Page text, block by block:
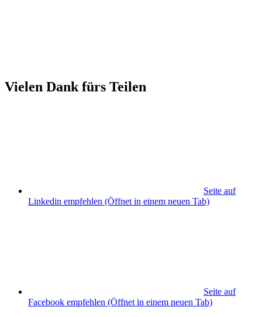
Vielen Dank fürs Teilen
Seite auf
Linkedin empfehlen (Öffnet in einem neuen Tab)
Seite auf
Facebook empfehlen (Öffnet in einem neuen Tab)